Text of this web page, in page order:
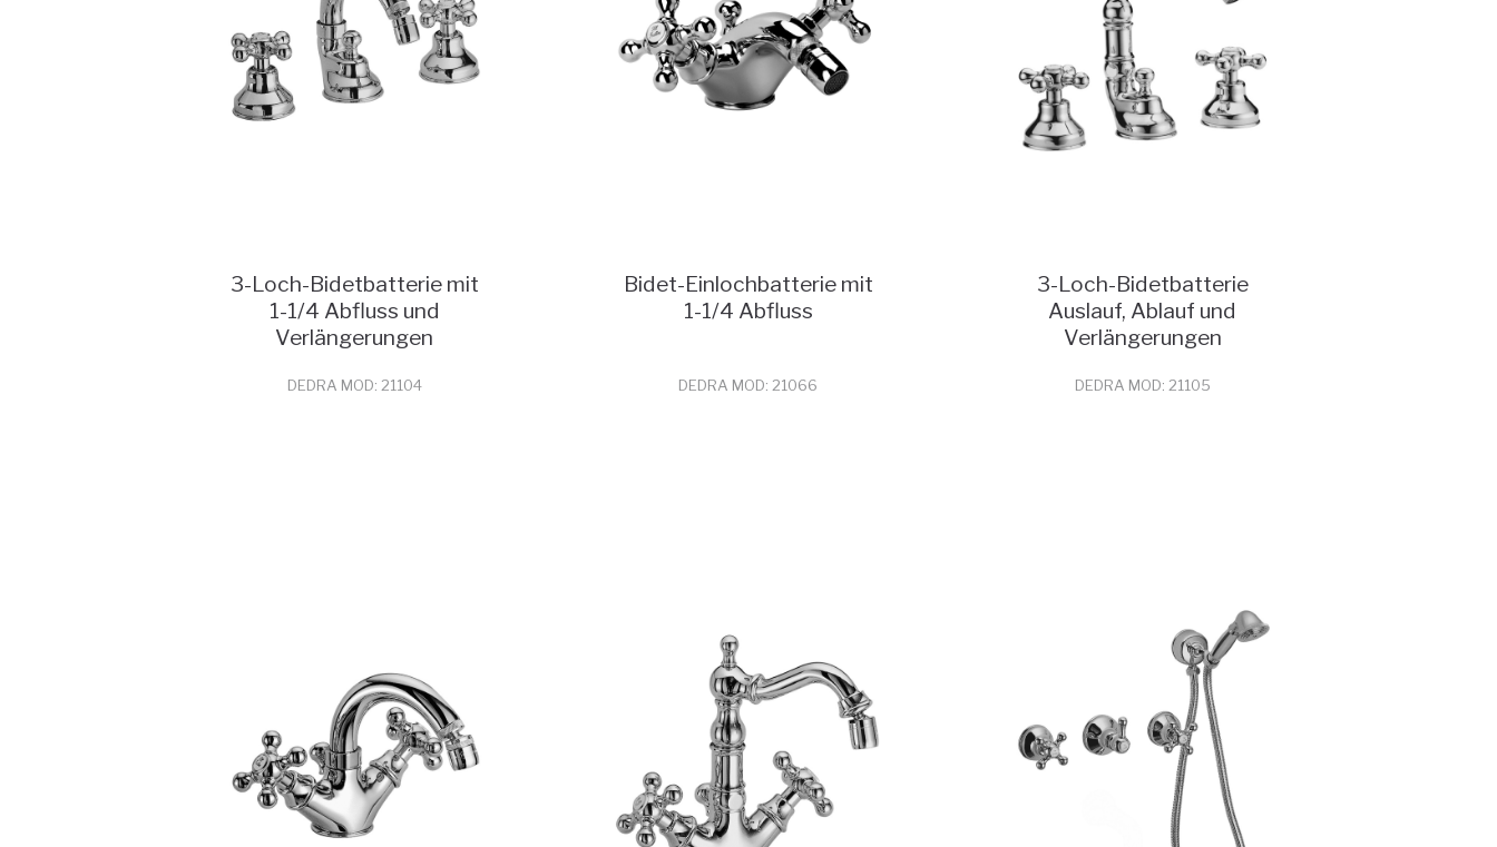
3-Loch-Bidetbatterie mit
1-1/4 Abfluss und
Verlängerungen
DEDRA MOD: 21104
Bidet-Einlochbatterie mit
1-1/4 Abfluss
DEDRA MOD: 21066
3-Loch-Bidetbatterie
Auslauf, Ablauf und
Verlängerungen
DEDRA MOD: 21105